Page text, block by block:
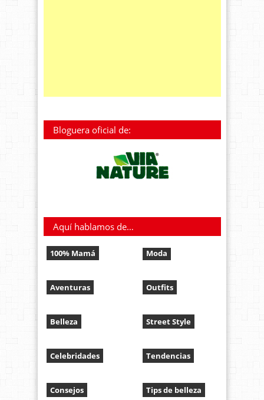
Bloguera oficial de:
Aquí hablamos de…
100% Mamá
Aventuras
Belleza
Celebridades
Consejos
Moda
Outfits
Street Style
Tendencias
Tips de belleza